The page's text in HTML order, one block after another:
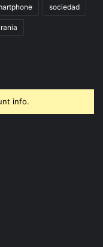
sociedad
info.